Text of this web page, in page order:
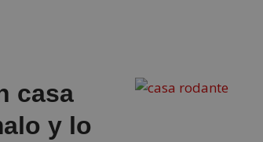
casa
y lo